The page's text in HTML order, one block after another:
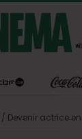
/ Devenir actrice en